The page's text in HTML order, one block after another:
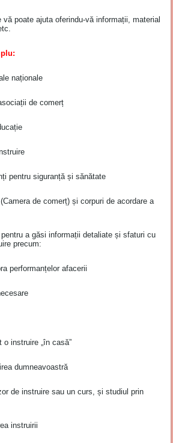
vă poate ajuta oferindu-vă informații, material
naționale
de comerț
pentru siguranță și sănătate
de comerț) și corpuri de acordare a
pentru a găsi informații detaliate și sfaturi cu
precum:
performanțelor afacerii
instruire „în casă”
dumneavoastră
de instruire sau un curs, și studiul prin
instruirii